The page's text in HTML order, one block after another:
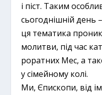
і піст. Таким
сьогоднішній день
ця тематика
молитви, під час
роратних Мес, а
у сімейному колі.
Ми, Єпископи, від